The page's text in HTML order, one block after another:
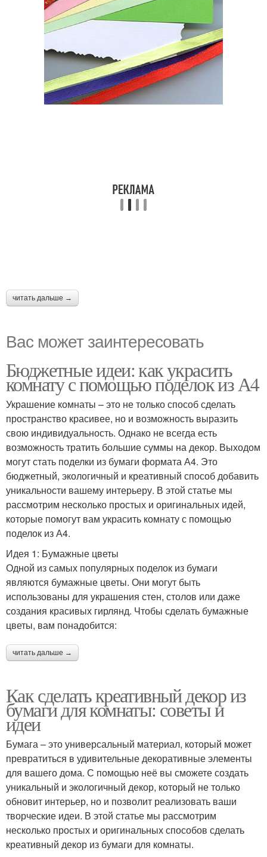
читать дальше →
Вас может заинтересовать
Бюджетные идеи: как украсить
комнату с помощью поделок из А4
Украшение комнаты – это не только способ сделать
пространство красивее, но и возможность выразить
свою индивидуальность. Однако не всегда есть
возможность тратить большие суммы на декор. Выходом
могут стать поделки из бумаги формата А4. Это
бюджетный, экологичный и креативный способ добавить
уникальности вашему интерьеру. В этой статье мы
рассмотрим несколько простых и оригинальных идей,
которые помогут вам украсить комнату с помощью
поделок из А4.
Идея 1: Бумажные цветы
Одной из самых популярных поделок из бумаги
являются бумажные цветы. Они могут быть
использованы для украшения стен, столов или даже
создания красивых гирлянд. Чтобы сделать бумажные
цветы, вам понадобится:
читать дальше →
Как сделать креативный декор из
бумаги для комнаты: советы и
идеи
Бумага – это универсальный материал, который может
превратиться в удивительные декоративные элементы
для вашего дома. С помощью неё вы сможете создать
уникальный и экологичный декор, который не только
обновит интерьер, но и позволит реализовать ваши
творческие идеи. В этой статье мы рассмотрим
несколько простых и оригинальных способов сделать
креативный декор из бумаги для комнаты.